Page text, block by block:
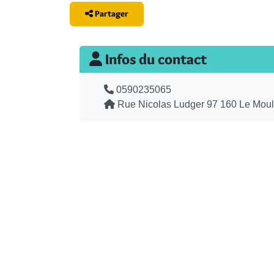
Partager
Infos du contact
Téléphone
0590235065
Adresse
Rue Nicolas Ludger 97 160 Le